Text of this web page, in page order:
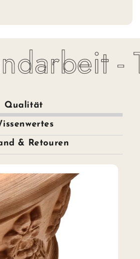
-
Qualität
& Retouren